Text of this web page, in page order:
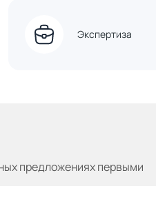
Экспертиза
предложениях первыми